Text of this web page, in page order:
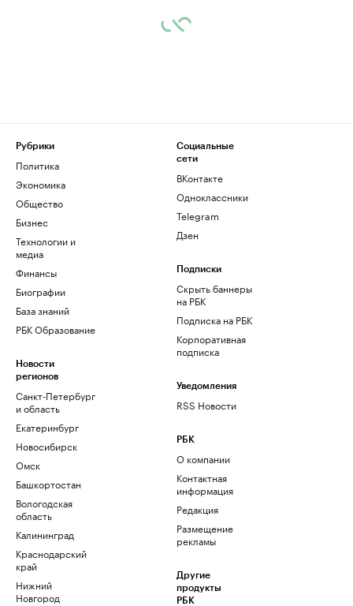
Рубрики
Политика
Экономика
Общество
Бизнес
Технологии и
медиа
Финансы
Биографии
База знаний
РБК Образование
Новости
регионов
Санкт-Петербург
и область
Екатеринбург
Новосибирск
Омск
Башкортостан
Вологодская
область
Калининград
Краснодарский
край
Нижний
Новгород
Социальные
сети
ВКонтакте
Одноклассники
Telegram
Дзен
Подписки
Скрыть баннеры
на РБК
Подписка на РБК
Корпоративная
подписка
Уведомления
RSS Новости
РБК
О компании
Контактная
информация
Редакция
Размещение
рекламы
Другие
продукты
РБК